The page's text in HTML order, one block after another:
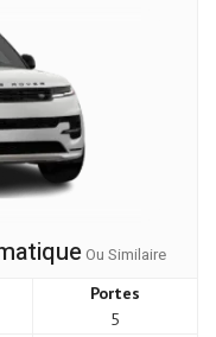
Ou Similaire
Portes
5